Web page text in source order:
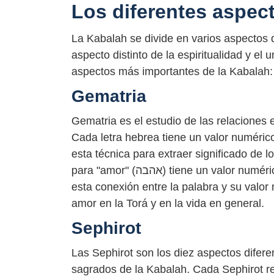
Los diferentes
La Kabalah se divide en varios
aspecto distinto de la espiritualidad y el
aspectos más importantes de la Kabalah:
Gematria
Gematria es el estudio de las relaciones
Cada letra hebrea tiene un valor
esta técnica para extraer significado de
para "amor" (אהבה) tiene un valor numérico de 13. Los estudiosos de la Kabalah han utilizado
esta conexión entre la palabra y su
amor en la Torá y en la vida en general.
Sephirot
Las Sephirot son los diez aspectos
sagrados de la Kabalah. Cada Sephirot